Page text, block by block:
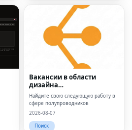
Вакансии в области
дизайна
полупроводников
Найдите свою следующую работу в
сфере полупроводников
2026-08-07
Поиск